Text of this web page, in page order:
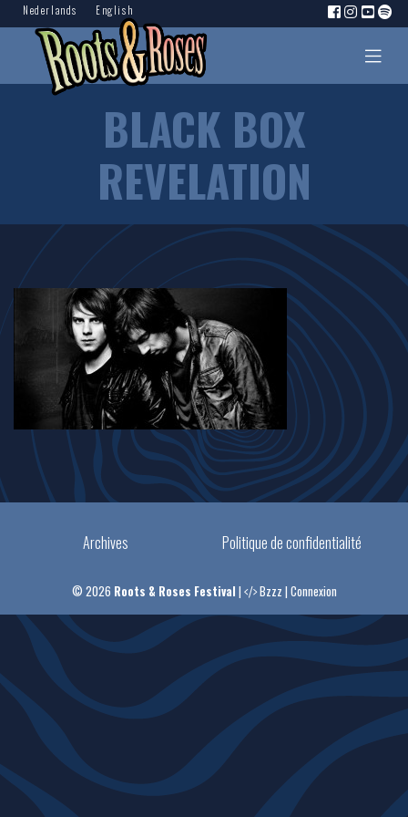
Nederlands English
BLACK BOX
REVELATION
Archives Politique de confidentialité
© 2026 Roots & Roses Festival | Bzzz | Connexion